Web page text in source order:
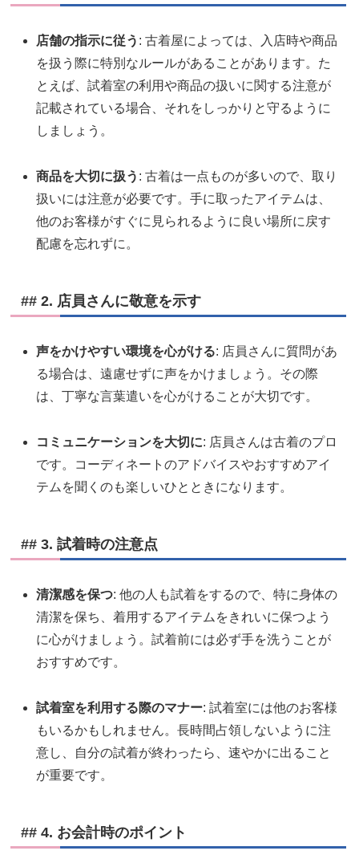
店舗の指示に従う : 古着屋によっては、入店時や商品
を扱う際に特別なルールがあることがあります。た
とえば、試着室の利用や商品の扱いに関する注意が
記載されている場合、それをしっかりと守るように
しましょう。
商品を大切に扱う : 古着は一点ものが多いので、取り
扱いには注意が必要です。手に取ったアイテムは、
他のお客様がすぐに見られるように良い場所に戻す
配慮を忘れずに。
## 2. 店員さんに敬意を示す
声をかけやすい環境を心がける: 店員さんに質問があ
る場合は、遠慮せずに声をかけましょう。その際
は、丁寧な言葉遣いを心がけることが大切です。
コミュニケーションを大切に: 店員さんは古着のプロ
です。コーディネートのアドバイスやおすすめアイ
テムを聞くのも楽しいひとときになります。
## 3. 試着時の注意点
清潔感を保つ: 他の人も試着をするので、特に身体の
清潔を保ち、着用するアイテムをきれいに保つよう
に心がけましょう。試着前には必ず手を洗うことが
おすすめです。
試着室を利用する際のマナー: 試着室には他のお客様
もいるかもしれません。長時間占領しないように注
意し、自分の試着が終わったら、速やかに出ること
が重要です。
## 4. お会計時のポイント